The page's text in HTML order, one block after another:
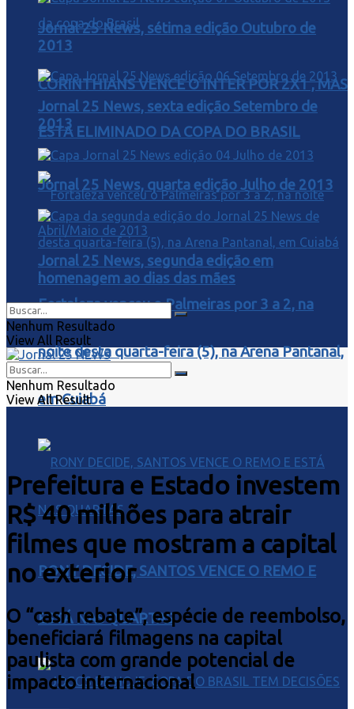
CORINTHIANS VENCE O INTER POR 2X1 , MAS
ESTA ELIMINADO DA COPA DO BRASIL
Fortaleza venceu o Palmeiras por 3 a 2, na
noite desta quarta-feira (5), na Arena Pantanal,
em Cuiabá
RONY DECIDE, SANTOS VENCE O REMO E
ESTÁ NAS QUARTAS
Jornal 25 News, sétima edição Outubro de
2013
Jornal 25 News, sexta edição Setembro de
2013
Jornal 25 News, quarta edição Julho de 2013
Jornal 25 News, segunda edição em
homenagem ao dias das mães
Nenhum Resultado
View All Result
Nenhum Resultado
View All Result
Prefeitura e Estado investem
R$ 40 milhões para atrair
filmes que mostram a capital
no exterior
O “cash rebate”, espécie de reembolso,
beneficiará filmagens na capital
paulista com grande potencial de
impacto internacional